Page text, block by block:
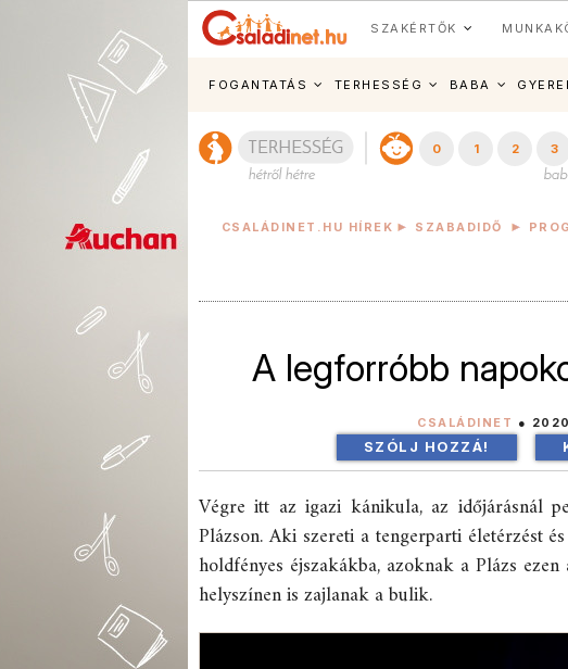
SZAKÉRTŐK
FOGANTATÁS TERHESSÉG BABA
0 1 2 3
CSALÁDINET.HU HÍREK SZABADIDŐ
A legforróbb
CSALÁDINET ●
SZÓLJ HOZZÁ!
Végre itt az igazi kánikula, az időjárásnál
Plázson. Aki szereti a tengerparti életérzést
holdfényes éjszakákba, azoknak a Plázs
helyszínen is zajlanak a bulik.